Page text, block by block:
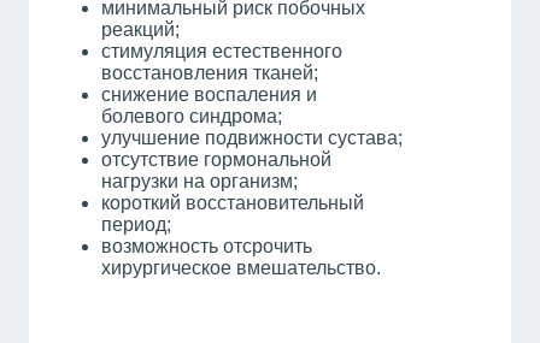
минимальный риск побочных
реакций;
стимуляция естественного
восстановления тканей;
снижение воспаления и
болевого синдрома;
улучшение подвижности сустава;
отсутствие гормональной
нагрузки на организм;
короткий восстановительный
период;
возможность отсрочить
хирургическое вмешательство.